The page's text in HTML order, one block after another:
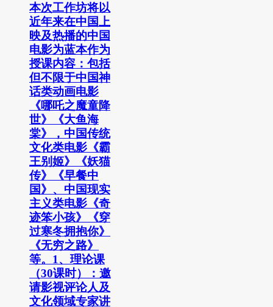
本次工作坊将以
近年来在中国上
映及热播的中国
电影为蓝本作为
授课内容：包括
但不限于中国神
话类动画电影
《哪吒之魔童降
世》《大鱼海
棠》，中国传统
文化类电影《霸
王别姬》《妖猫
传》《早餐中
国》、中国现实
主义类电影《奇
迹笨小孩》《穿
过寒冬拥抱你》
《无穷之路》
等。1、理论课
（30课时）：邀
请影视评论人及
文化领域专家讲